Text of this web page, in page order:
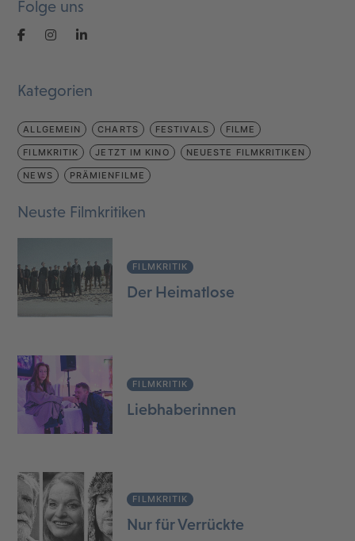
Folge uns
Kategorien
ALLGEMEIN CHARTS FESTIVALS FILME
FILMKRITIK JETZT IM KINO NEUESTE FILMKRITIKEN
NEWS PRÄMIENFILME
Neuste Filmkritiken
FILMKRITIK
Der Heimatlose
FILMKRITIK
Liebhaberinnen
FILMKRITIK
Nur für Verrückte